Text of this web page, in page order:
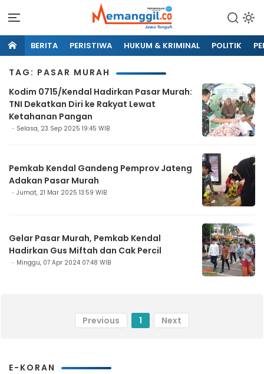
BERITA PERISTIWA HUKUM & KRIMINAL POLITIK
TAG: PASAR MURAH
Kodim 0715/Kendal Hadirkan Pasar Murah:
TNI Dekatkan Diri ke Rakyat Lewat
Ketahanan Pangan
Selasa, 23 Sep 2025 19:45 WIB
Pemkab Kendal Gandeng Pemprov Jateng
Adakan Pasar Murah
Jumat, 21 Mar 2025 13:59 WIB
Gelar Pasar Murah, Pemkab Kendal
Hadirkan Gus Miftah dan Cak Percil
Minggu, 07 Apr 2024 07:48 WIB
Previous 1 Next
E-KORAN